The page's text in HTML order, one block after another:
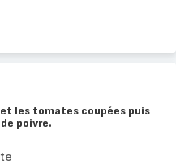
les tomates coupées puis
poivre.